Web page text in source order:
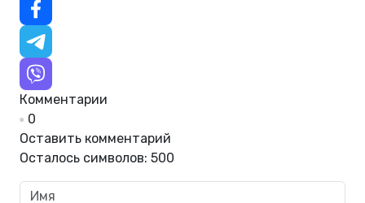
Комментарии
0
Оставить комментарий
Осталось символов: 500